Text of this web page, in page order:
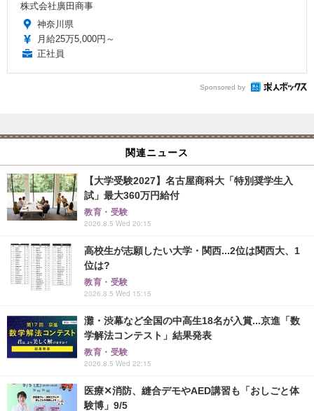
株式会社廣田商事
神奈川県
月給25万5,000円～
正社員
Sponsored by
関連ニュース
【大学受験2027】名古屋商科大「特別奨学生入
試」最大360万円給付
教育・受験
2026.8.5 Wed 20:15
高校生が志願したい大学・関西...2位は関西大、1
位は?
教育・受験
2026.8.5 Wed 15:15
灘・渋幕など全国の中高生18名が入賞...京進「数
学解法コンテスト」結果発表
教育・受験
2026.8.5 Wed 22:15
医療✕消防、縫合デモやAED講習も「おしごと体
験博」9/5